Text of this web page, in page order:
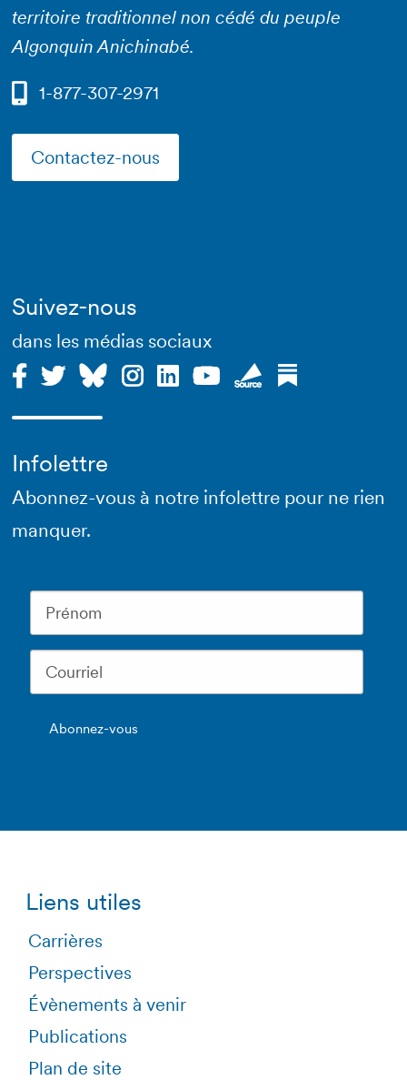
territoire traditionnel non cédé du peuple
Algonquin Anichinabé.
1-877-307-2971
Contactez-nous
Suivez-nous
dans les médias sociaux
Infolettre
Abonnez-vous à notre infolettre pour ne rien
manquer.
Liens utiles
Carrières
Perspectives
Évènements à venir
Publications
Plan de site